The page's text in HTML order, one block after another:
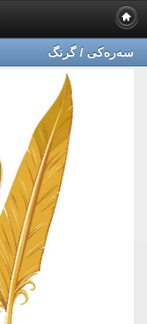
سه‌ره‌كی / گرنگ